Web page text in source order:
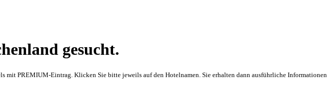
gesucht.
mit PREMIUM-Eintrag. Klicken Sie bitte jeweils auf den Hotelnamen. Sie erhalten dann ausführliche Informationen.